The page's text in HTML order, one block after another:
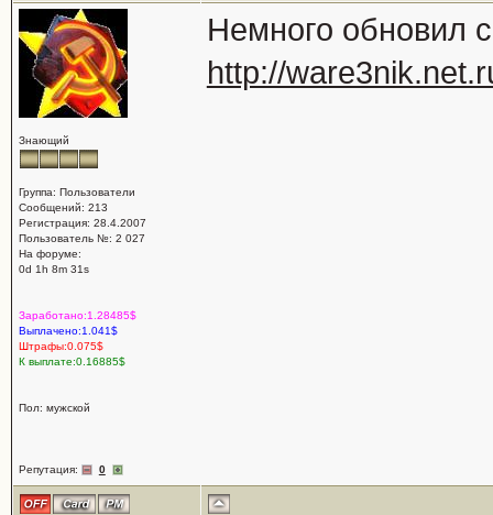
Знающий
Группа: Пользователи
Сообщений: 213
Регистрация: 28.4.2007
Пользователь №: 2 027
На форуме:
0d 1h 8m 31s
Заработано:1.28485$
Выплачено:1.041$
Штрафы:0.075$
К выплате:0.16885$
Пол: мужской
Репутация: 0
Немного обновил
http://